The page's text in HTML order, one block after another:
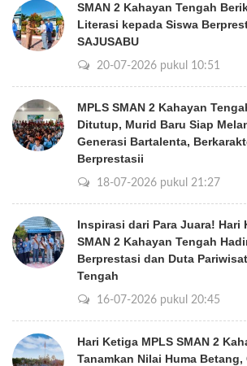
SMAN 2 Kahayan Tengah
Literasi kepada Siswa
SAJUSABU
20-07-2026 pukul 10:51
MPLS SMAN 2 Kahayan
Ditutup, Murid Baru Siap
Generasi Bartalenta,
Berprestasii
18-07-2026 pukul 21:27
Inspirasi dari Para Juara! Hari
SMAN 2 Kahayan Tengah
Berprestasi dan Duta
Tengah
16-07-2026 pukul 20:45
Hari Ketiga MPLS SMAN 2
Tanamkan Nilai Huma